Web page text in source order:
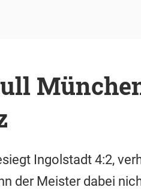
Ingolstadt 4:2,
der Meister dabei